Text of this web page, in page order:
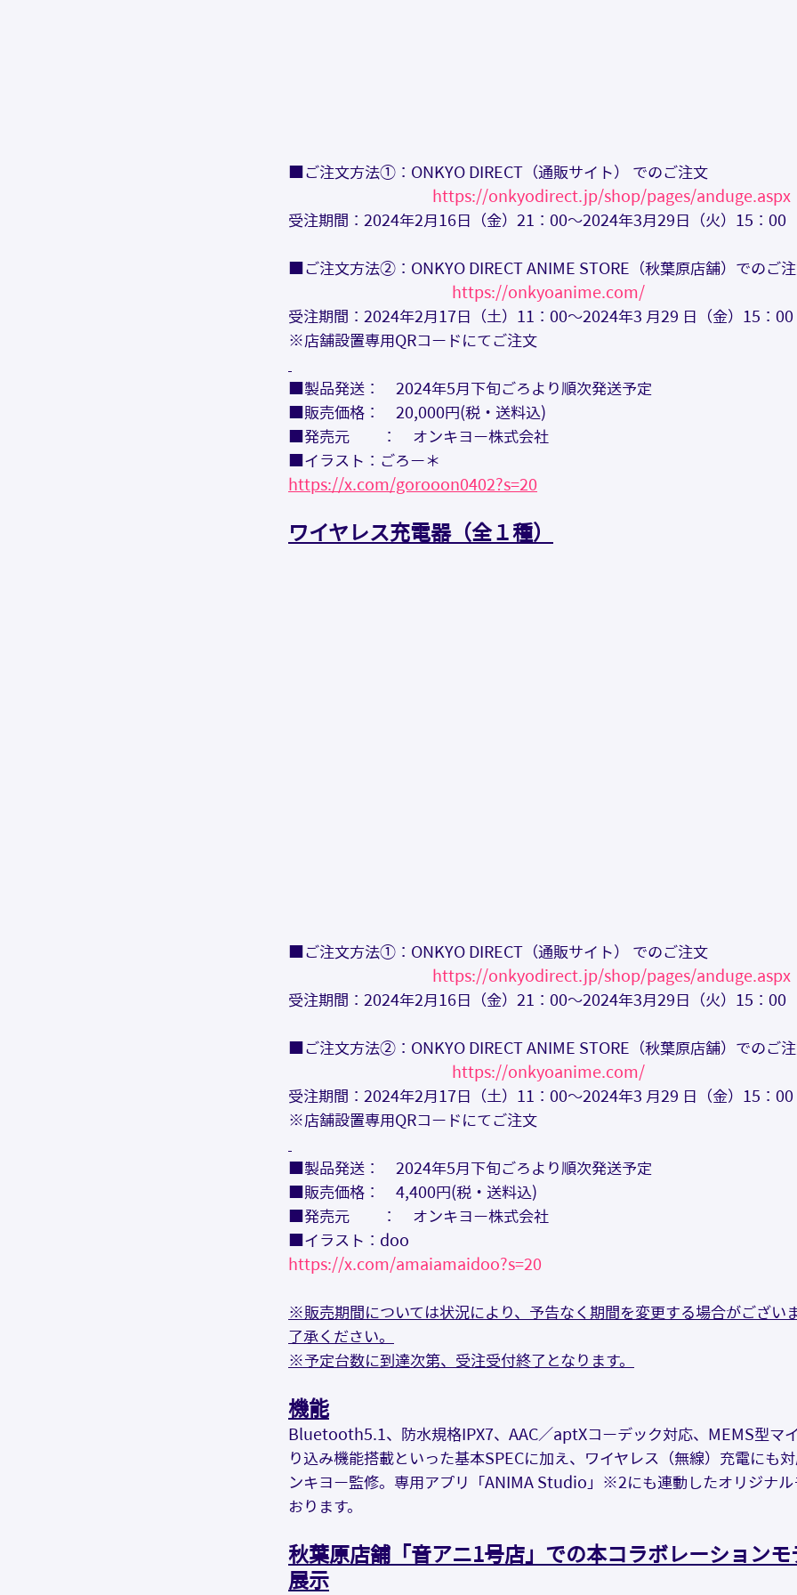
■ご注文方法①：ONKYO DIRECT（通販サイト） でのご注文
https://onkyodirect.jp/shop/pages/anduge.aspx
受注期間：2024年2月16日（金）21：00～2024年3月29日（火）15：00
■ご注文方法②：ONKYO DIRECT ANIME STORE（秋葉原店舗）でのご
https://onkyoanime.com/
受注期間：2024年2月17日（土）11：00～2024年3 月29 日（金）15：00
※店舗設置専用QRコードにてご注文
■製品発送：　2024年5月下旬ごろより順次発送予定
■販売価格：　20,000円(税・送料込)
■発売元         ：　オンキヨー株式会社
■イラスト：ごろー＊
https://x.com/gorooon0402?s=20
ワイヤレス充電器（全１種）
■ご注文方法①：ONKYO DIRECT（通販サイト） でのご注文
https://onkyodirect.jp/shop/pages/anduge.aspx
受注期間：2024年2月16日（金）21：00～2024年3月29日（火）15：00
■ご注文方法②：ONKYO DIRECT ANIME STORE（秋葉原店舗）でのご
https://onkyoanime.com/
受注期間：2024年2月17日（土）11：00～2024年3 月29 日（金）15：00
※店舗設置専用QRコードにてご注文
■製品発送：　2024年5月下旬ごろより順次発送予定
■販売価格：　4,400円(税・送料込)
■発売元         ：　オンキヨー株式会社
■イラスト：doo
https://x.com/amaiamaidoo?s=20
※販売期間については状況により、予告なく期間を変更する場合がござい
了承ください。
※予定台数に到達次第、受注受付終了となります。
機能
Bluetooth5.1、防水規格IPX7、AAC／aptXコーデック対応、MEMS型マ
り込み機能搭載といった基本SPECに加え、ワイヤレス（無線）充電にも
ンキヨー監修。専用アプリ「ANIMA Studio」※2にも連動したオリジナル
おります。
秋葉原店舗「音アニ1号店」での本コラボレーションモ
展示